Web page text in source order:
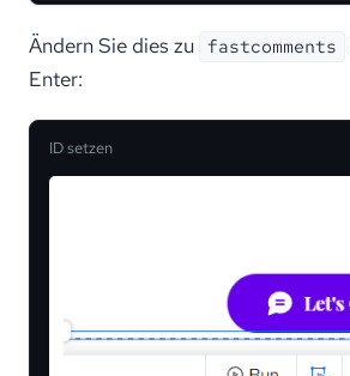
Ändern Sie dies zu fastcomments
Enter:
ID setzen